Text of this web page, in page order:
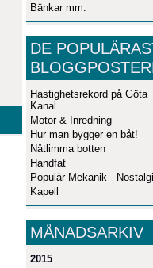
Bänkar mm.
DE
Hastighetsrekord på Göta
Kanal
Motor & Inredning
Hur man bygger en båt!
Nåtlimma botten
Handfat
Populär Mekanik - Nostalgi
Kapell
MÅNADSARKIV
2015